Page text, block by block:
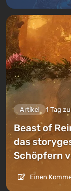
Artikel 1 Tag
Beast of
das
Schöpfern
Einen